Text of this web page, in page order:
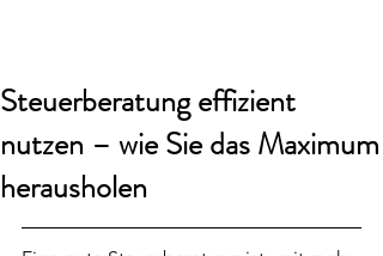
Steuerberatung effizient
nutzen – wie Sie das Maximum
herausholen